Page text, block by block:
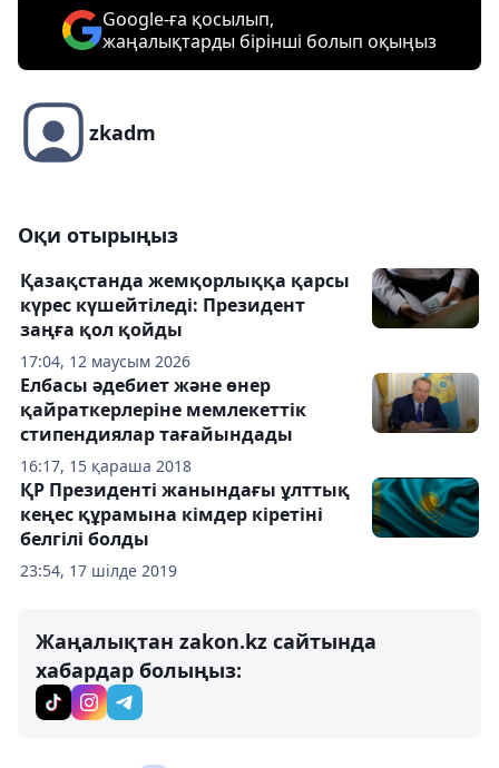
Google-ға қосылып,
жаңалықтарды бірінші болып оқыңыз
zkadm
Оқи отырыңыз
17:04, 12 маусым 2026
Қазақстанда жемқорлыққа қарсы
күрес күшейтіледі: Президент
заңға қол қойды
16:17, 15 қараша 2018
Елбасы әдебиет және өнер
қайраткерлеріне мемлекеттік
стипендиялар тағайындады
23:54, 17 шілде 2019
ҚР Президенті жанындағы ұлттық
кеңес құрамына кімдер кіретіні
белгілі болды
Жаңалықтан zakon.kz сайтында
хабардар болыңыз: